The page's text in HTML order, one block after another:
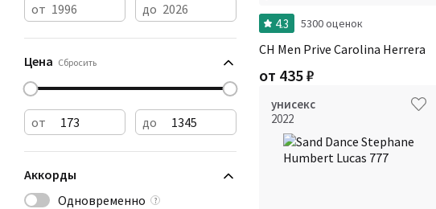
от до
Цена Сбросить
от до
Аккорды
Одновременно
?
4.3 5300 оценок
CH Men Prive Carolina Herrera
от 435₽
унисекс
2022